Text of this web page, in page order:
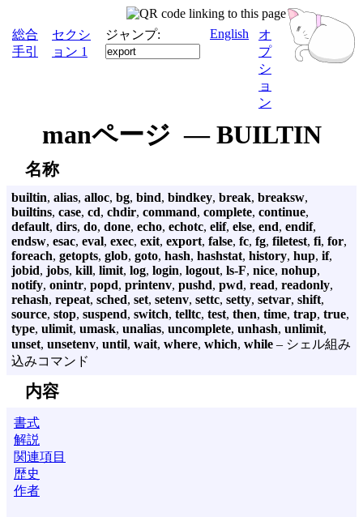
総合
手引
セクシ
ョン 1
ジャンプ: English
オ
プ
シ
ョ
ン
manページ — BUILTIN
名称
builtin, alias, alloc, bg, bind, bindkey, break, breaksw,
builtins, case, cd, chdir, command, complete, continue,
default, dirs, do, done, echo, echotc, elif, else, end, endif,
endsw, esac, eval, exec, exit, export, false, fc, fg, filetest, fi, for,
foreach, getopts, glob, goto, hash, hashstat, history, hup, if,
jobid, jobs, kill, limit, log, login, logout, ls-F, nice, nohup,
notify, onintr, popd, printenv, pushd, pwd, read, readonly,
rehash, repeat, sched, set, setenv, settc, setty, setvar, shift,
source, stop, suspend, switch, telltc, test, then, time, trap, true,
type, ulimit, umask, unalias, uncomplete, unhash, unlimit,
unset, unsetenv, until, wait, where, which, while – シェル組み
込みコマンド
内容
書式
解説
関連項目
歴史
作者